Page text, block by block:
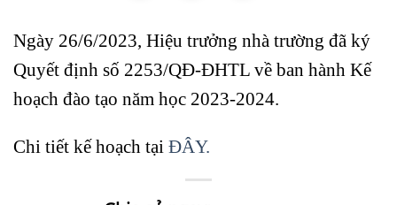
Ngày 26/6/2023, Hiệu trưởng nhà trường đã ký
Quyết định số 2253/QĐ-ĐHTL về ban hành Kế
hoạch đào tạo năm học 2023-2024.
Chi tiết kế hoạch tại ĐÂY.